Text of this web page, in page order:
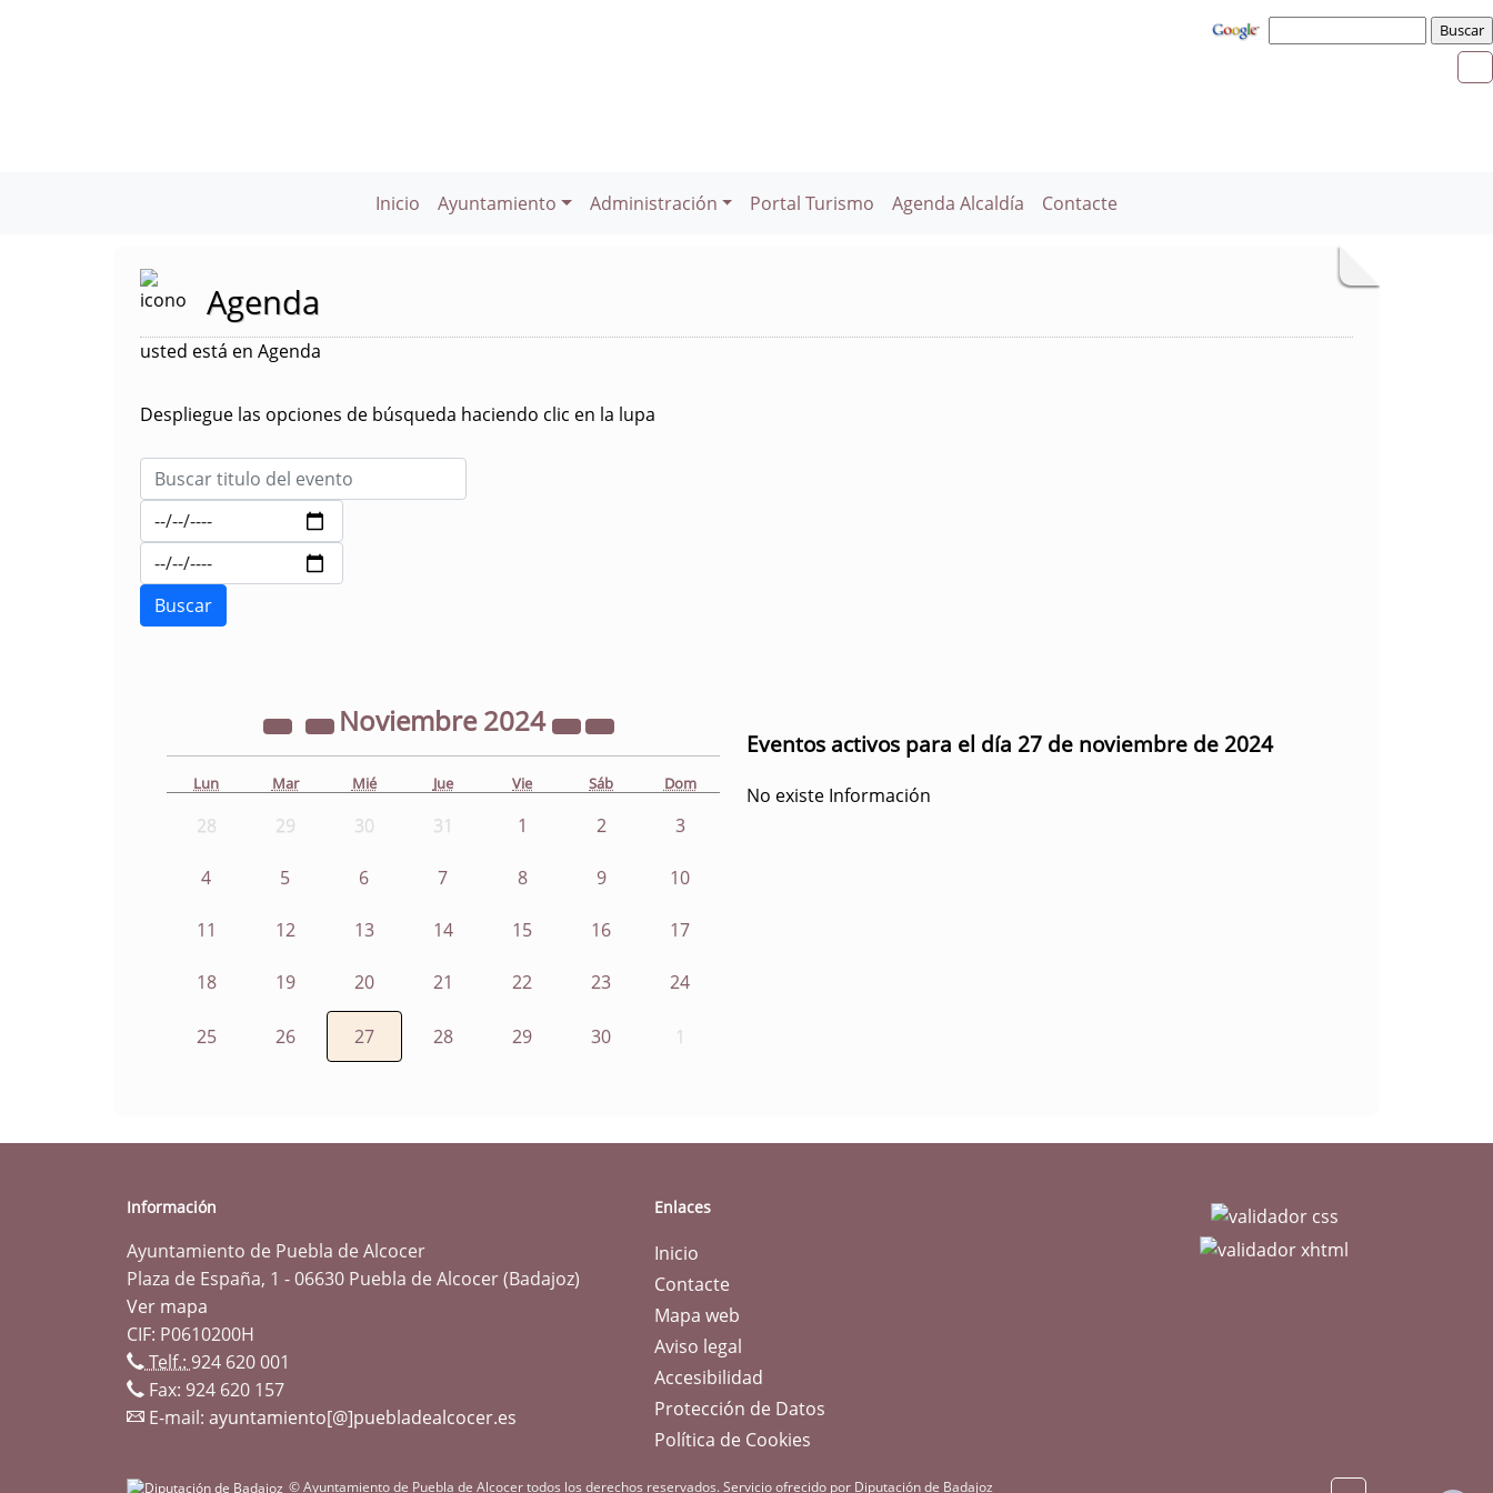
Inicio Ayuntamiento Administración Portal Turismo Agenda Alcaldía Contacte
Agenda
usted está en Agenda
Despliegue las opciones de búsqueda haciendo clic en la lupa
Noviembre2024
Lun Mar Mié Jue Vie Sáb Dom
28 29 30 31 1 2 3
4 5 6 7 8 9 10
11 12 13 14 15 16 17
18 19 20 21 22 23 24
25 26 27 28 29 30 1
Eventos activos para el día 27 de noviembre de 2024
No existe Información
Información
Ayuntamiento de Puebla de Alcocer
Plaza de España, 1 - 06630 Puebla de Alcocer (Badajoz)
Ver mapa
CIF: P0610200H
Telf.:924 620 001
Fax: 924 620 157
E-mail: ayuntamiento[@]puebladealcocer.es
Enlaces
Inicio
Contacte
Mapa web
Aviso legal
Accesibilidad
Protección de Datos
Política de Cookies
© Ayuntamiento de Puebla de Alcocer todos los derechos reservados.Servicio ofrecido por Diputación de Badajoz